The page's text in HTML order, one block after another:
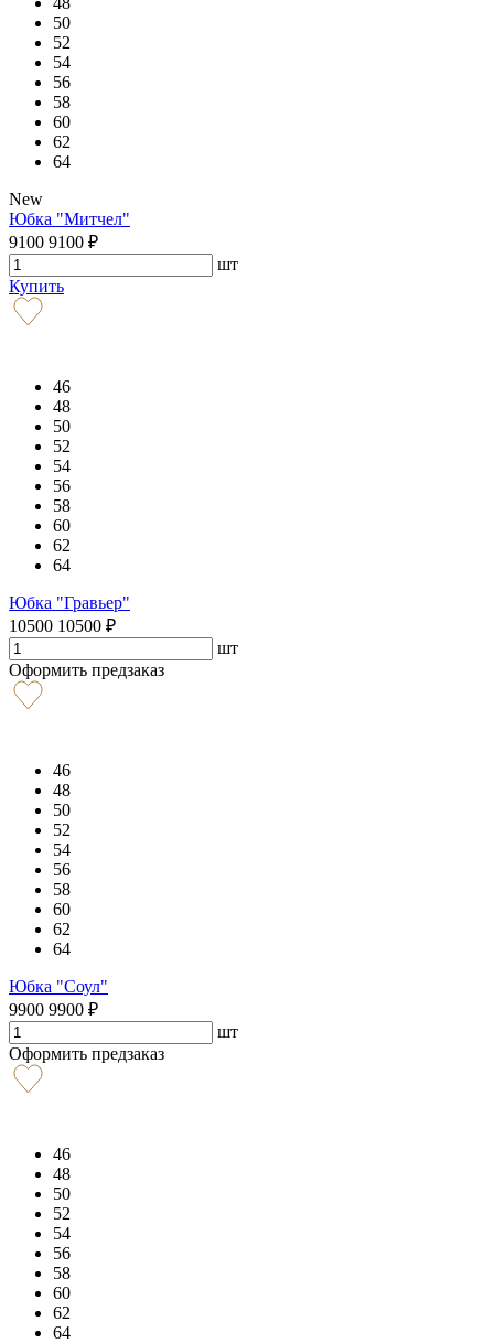
50
52
54
56
58
60
62
64
New
Юбка "Митчел"
9100 9100 ₽
шт
Купить
46
48
50
52
54
56
58
60
62
64
Юбка "Гравьер"
10500 10500 ₽
шт
Оформить предзаказ
46
48
50
52
54
56
58
60
62
64
Юбка "Соул"
9900 9900 ₽
шт
Оформить предзаказ
46
48
50
52
54
56
58
60
62
64